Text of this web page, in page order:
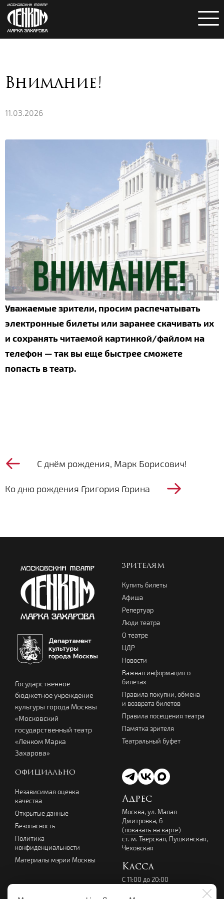
Внимание!
11.03.2026
Уважаемые зрители, просим распечатывать
электронные билеты или заранее скачивать их
и сохранять читаемой картинкой/файлом на
телефон — так вы еще быстрее сможете
попасть в театр.
С днём рождения, Марк Борисович!
Ко дню рождения Григория Горина
Государственное
бюджетное учреждение
культуры города Москвы
«Московский
государственный театр
«Ленком Марка
Захарова»
ЗРИТЕЛЯМ
Купить билеты
Афиша
Репертуар
Люди театра
О театре
ЦДР
Новости
Важная информация о
билетах
Правила покупки, обмена
и возврата билетов
Правила посещения театра
Памятка зрителя
Театральный буфет
ОФИЦИАЛЬНО
Независимая оценка
качества
Открытые данные
Безопасность
Политика
конфиденциальности
Материалы мэрии Москвы
Адрес
Москва, ул. Малая
Дмитровка, 6
(показать на карте)
ст. м. Тверская, Пушкинская,
Чеховская
Касса
С 11:00 до 20:00